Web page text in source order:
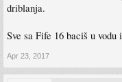
driblanja.
Sve sa Fife 16 baciš u vodu
Apr 23, 2017